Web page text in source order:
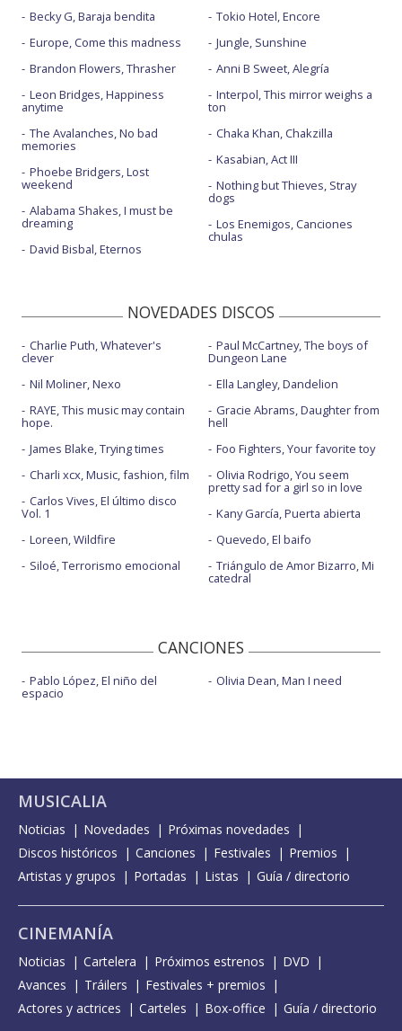
portada, fecha y avance del disco
Becky G, Baraja bendita
Europe, Come this madness
Brandon Flowers, Thrasher
Leon Bridges, Happiness
anytime
The Avalanches, No bad
memories
Phoebe Bridgers, Lost
weekend
Alabama Shakes, I must be
dreaming
David Bisbal, Eternos
Tokio Hotel, Encore
Jungle, Sunshine
Anni B Sweet, Alegría
Interpol, This mirror weighs a
ton
Chaka Khan, Chakzilla
Kasabian, Act III
Nothing but Thieves, Stray
dogs
Los Enemigos, Canciones
chulas
NOVEDADES DISCOS
Charlie Puth, Whatever's
clever
Nil Moliner, Nexo
RAYE, This music may contain
hope.
James Blake, Trying times
Charli xcx, Music, fashion, film
Carlos Vives, El último disco
Vol. 1
Loreen, Wildfire
Siloé, Terrorismo emocional
Paul McCartney, The boys of
Dungeon Lane
Ella Langley, Dandelion
Gracie Abrams, Daughter from
hell
Foo Fighters, Your favorite toy
Olivia Rodrigo, You seem
pretty sad for a girl so in love
Kany García, Puerta abierta
Quevedo, El baifo
Triángulo de Amor Bizarro, Mi
catedral
CANCIONES
Pablo López, El niño del
espacio
Olivia Dean, Man I need
MUSICALIA
Noticias Novedades
Próximas novedades
Discos históricos
Canciones Festivales
Premios
Artistas y grupos
Portadas Listas Guía / directorio
CINEMANÍA
Noticias Cartelera Próximos estrenos
DVD
Avances
Tráilers
Festivales + premios
Actores y actrices
Carteles Box-office Guía / directorio